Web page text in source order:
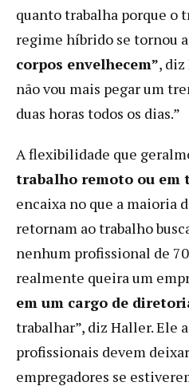
quanto trabalha porque o
regime híbrido se tornou
corpos envelhecem”,
não vou mais pegar um
duas horas todos os dias.”
A flexibilidade que
trabalho remoto ou em
encaixa no que a maioria
retornam ao trabalho
nenhum profissional de
realmente queira um
em um cargo de
trabalhar”, diz Haller. Ele
profissionais devem
empregadores se